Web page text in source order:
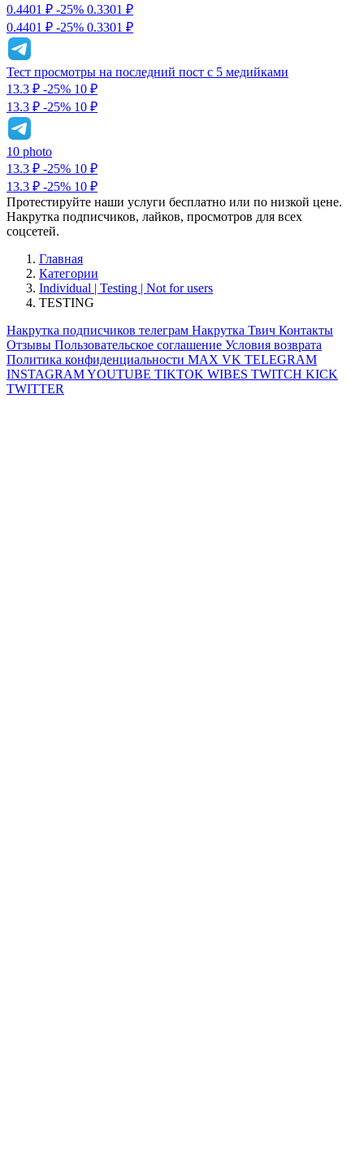
0.4401 ₽ -25% 0.3301 ₽
0.4401 ₽ -25% 0.3301 ₽
Тест просмотры на последний пост с 5 медийками
13.3 ₽ -25% 10 ₽
13.3 ₽ -25% 10 ₽
10 photo
13.3 ₽ -25% 10 ₽
13.3 ₽ -25% 10 ₽
Протестируйте наши услуги бесплатно или по низкой цене.
Накрутка подписчиков, лайков, просмотров для всех
соцсетей.
Главная
Категории
Individual | Testing | Not for users
TESTING
Накрутка подписчиков телеграм Накрутка Твич Контакты
Отзывы Пользовательское соглашение Условия возврата
Политика конфиденциальности MAX VK TELEGRAM
INSTAGRAMYOUTUBE TIKTOK WIBES TWITCH KICK
TWITTER